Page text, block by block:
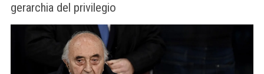
gerarchia del privilegio